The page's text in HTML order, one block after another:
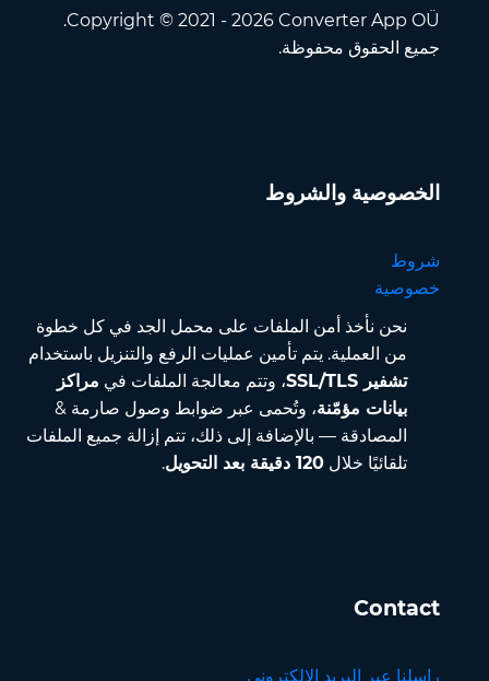
Copyright © 2021 - 2026 Converter App OÜ.
جميع الحقوق محفوظة.
الخصوصية والشروط
شروط
خصوصية
نحن نأخذ أمن الملفات على محمل الجد في كل خطوة
من العملية. يتم تأمين عمليات الرفع والتنزيل باستخدام
تشفير SSL/TLS
، وتتم معالجة الملفات في مراكز
بيانات مؤمّنة، وتُحمى عبر ضوابط وصول صارمة &
المصادقة — بالإضافة إلى ذلك، تتم إزالة جميع الملفات
تلقائيًا خلال 120 دقيقة بعد التحويل .
Contact
راسلنا عبر البريد الإلكتروني